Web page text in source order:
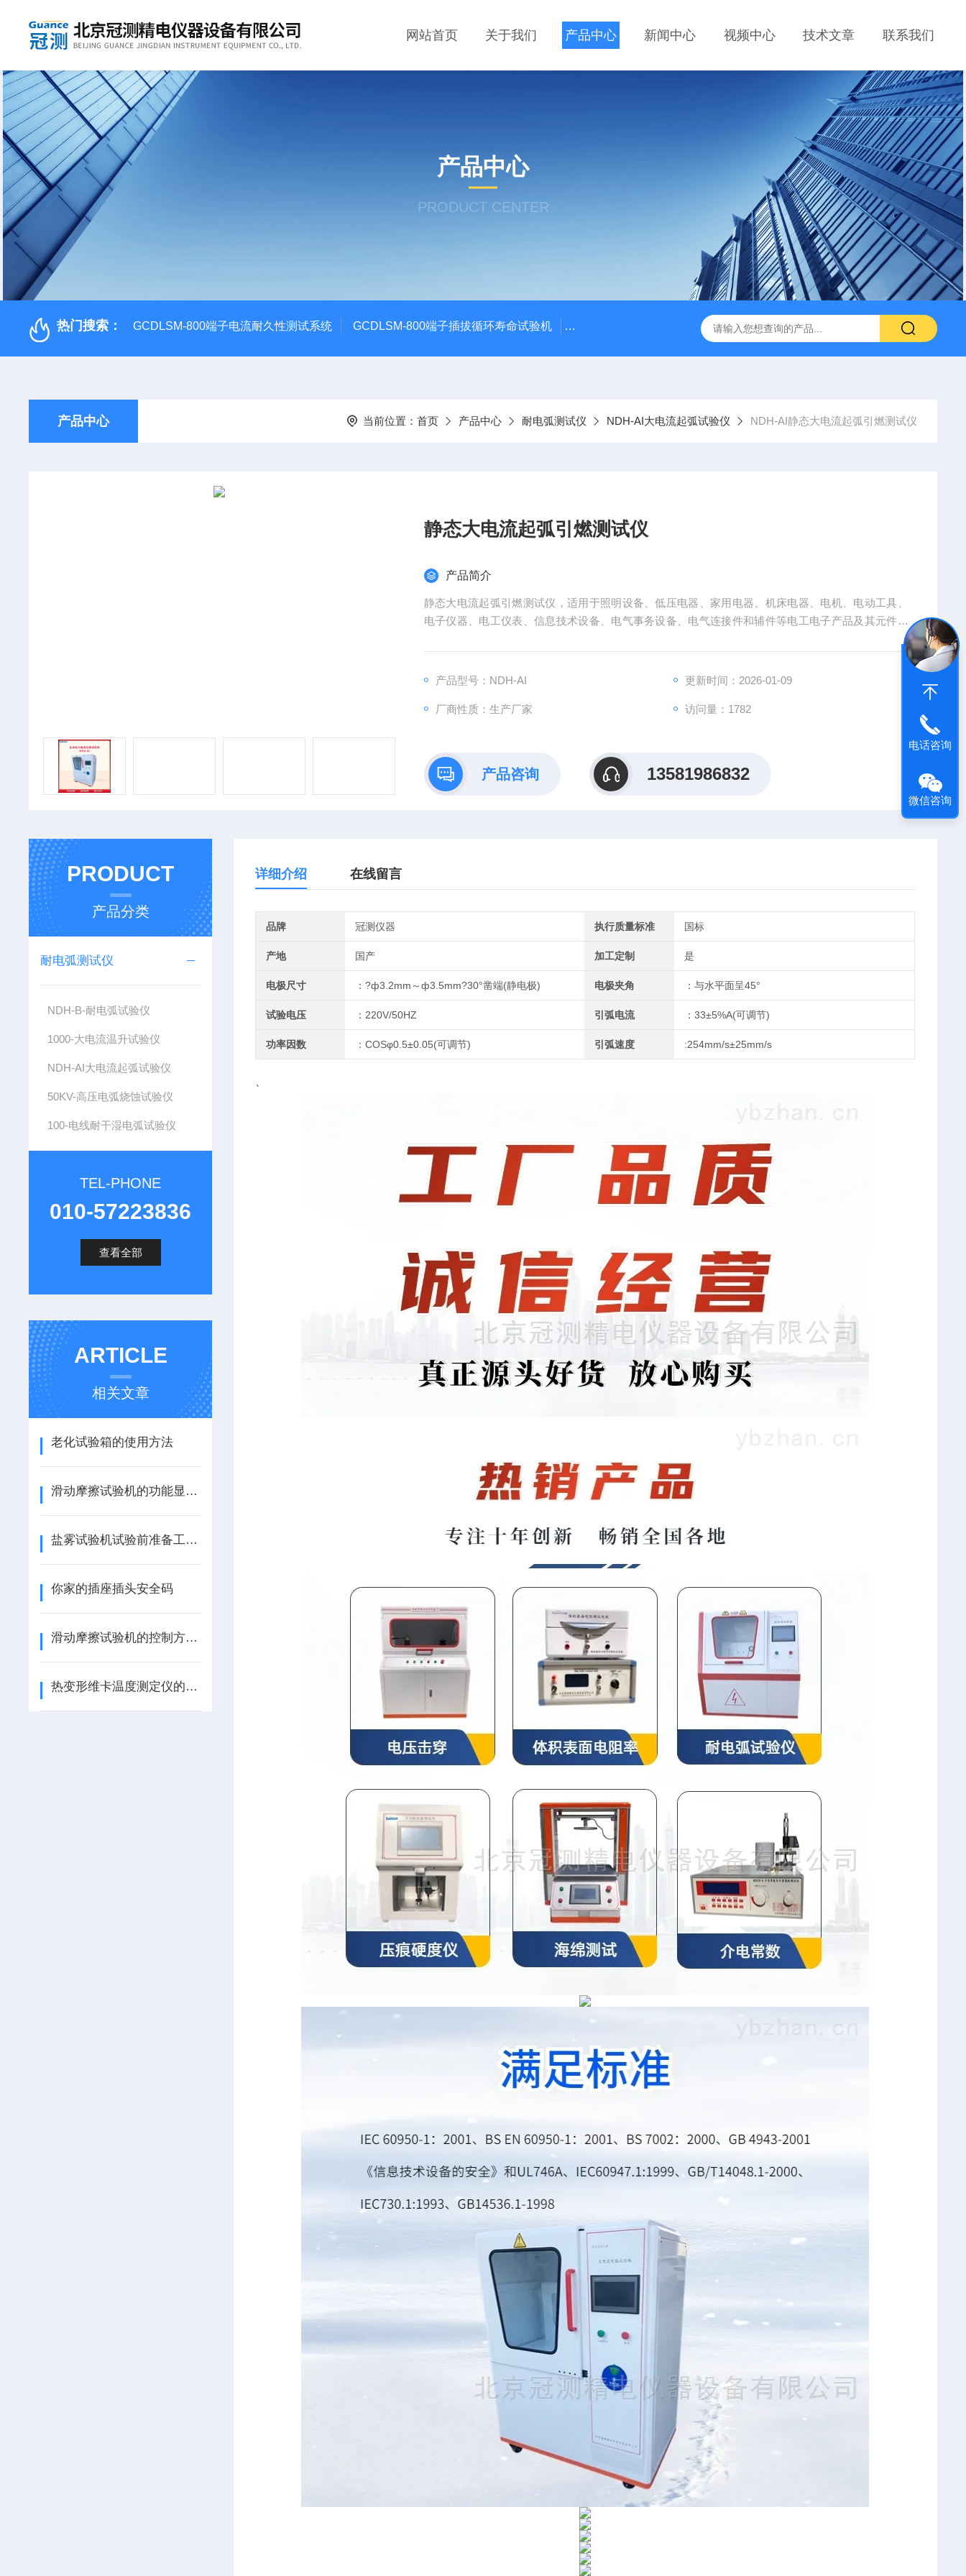
网站首页 关于我们 产品中心 新闻中心 视频中心 技术文章 联系我们
产品中心
PRODUCT CENTER
热门搜索： GCDLSM-800端子电流耐久性测试系统 GCDLSM-800端子插拔循环寿命试验机 GCDLSM-800端子高低温循环测试仪 GCDLSM-800端子电流循环寿命试
产品中心 当前位置： 首页 产品中心 耐电弧测试仪 NDH-AI大电流起弧试验仪 NDH-AI静态大电流起弧引燃测试仪
静态大电流起弧引燃测试仪
产品简介
静态大电流起弧引燃测试仪，适用于照明设备、低压电器、家用电器、机床电器、电机、电动工具、
电子仪器、电工仪表、信息技术设备、电气事务设备、电气连接件和辅件等电工电子产品及其元件部
产品型号：NDH-AI 更新时间：2026-01-09
厂商性质：生产厂家 访问量：1782
产品咨询 13581986832
PRODUCT
产品分类
耐电弧测试仪
NDH-B-耐电弧试验仪
1000-大电流温升试验仪
NDH-AI大电流起弧试验仪
50KV-高压电弧烧蚀试验仪
100-电线耐干湿电弧试验仪
TEL-PHONE
010-57223836
查看全部
ARTICLE
相关文章
老化试验箱的使用方法
滑动摩擦试验机的功能显示和主要用途
盐雾试验机试验前准备工作有哪些
你家的插座插头安全码
滑动摩擦试验机的控制方式和试验方式
热变形维卡温度测定仪的安装及试验前的准备工作
详细介绍 在线留言
品牌 冠测仪器 执行质量标准 国标
产地 国产 加工定制 是
电极尺寸 ：?ф3.2mm～ф3.5mm?30°凿端(静电极) 电极夹角 ：与水平面呈45°
试验电压 ：220V/50HZ 引弧电流 ：33±5%A(可调节)
功率因数 ：COSφ0.5±0.05(可调节) 引弧速度 :254mm/s±25mm/s
电话咨询
微信咨询